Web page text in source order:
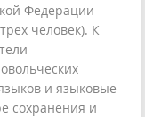
Федерации
человек). К
и языковые
сохранения и